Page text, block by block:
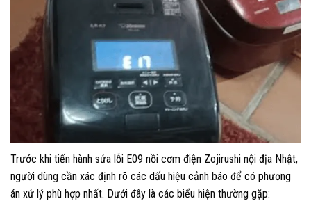
Trước khi tiến hành sửa lỗi E09 nồi cơm điện Zojirushi nội địa Nhật,
người dùng cần xác định rõ các dấu hiệu cảnh báo để có phương
án xử lý phù hợp nhất. Dưới đây là các biểu hiện thường gặp: